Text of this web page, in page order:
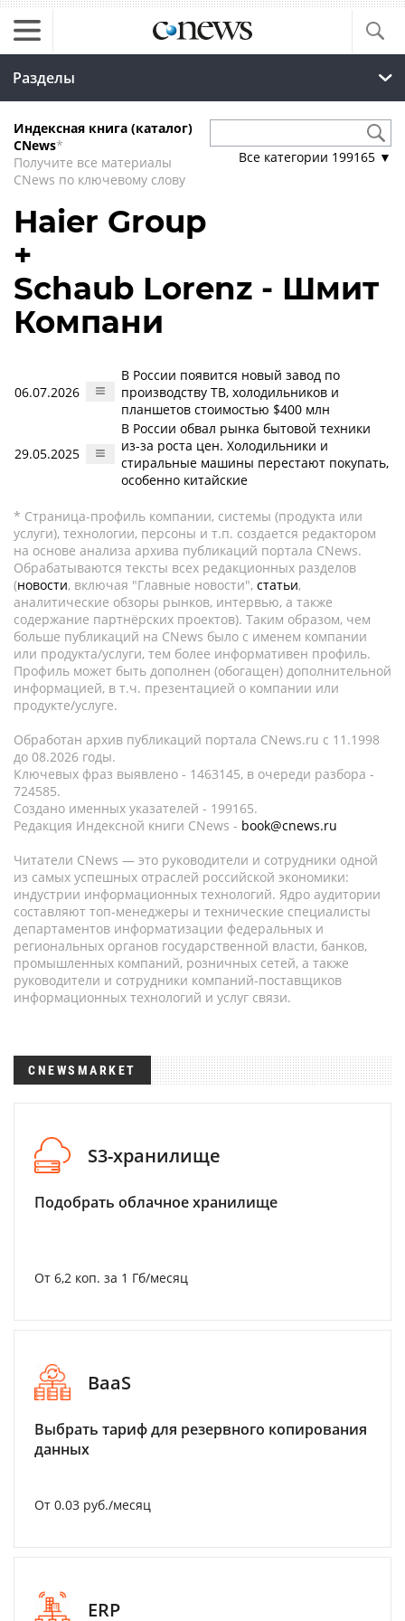
Разделы
Индексная книга (каталог)
CNews*
Получите все материалы
CNews по ключевому слову
Все категории 199165 ▼
Haier Group
+
Schaub Lorenz - Шмит
Компани
06.07.2026
В России появится новый завод по
производству ТВ, холодильников и
планшетов стоимостью $400 млн
29.05.2025
В России обвал рынка бытовой техники
из-за роста цен. Холодильники и
стиральные машины перестают покупать,
особенно китайские
* Страница-профиль компании, системы (продукта или
услуги), технологии, персоны и т.п. создается редактором
на основе анализа архива публикаций портала CNews.
Обрабатываются тексты всех редакционных разделов
(новости, включая "Главные новости", статьи,
аналитические обзоры рынков, интервью, а также
содержание партнёрских проектов). Таким образом, чем
больше публикаций на CNews было с именем компании
или продукта/услуги, тем более информативен профиль.
Профиль может быть дополнен (обогащен) дополнительной
информацией, в т.ч. презентацией о компании или
продукте/услуге.
Обработан архив публикаций портала CNews.ru c 11.1998
до 08.2026 годы.
Ключевых фраз выявлено - 1463145, в очереди разбора -
724585.
Создано именных указателей - 199165.
Редакция Индексной книги CNews - book@cnews.ru
Читатели CNews — это руководители и сотрудники одной
из самых успешных отраслей российской экономики:
индустрии информационных технологий. Ядро аудитории
составляют топ-менеджеры и технические специалисты
департаментов информатизации федеральных и
региональных органов государственной власти, банков,
промышленных компаний, розничных сетей, а также
руководители и сотрудники компаний-поставщиков
информационных технологий и услуг связи.
CNEWSMARKET
S3-хранилище
Подобрать облачное хранилище
От 6,2 коп. за 1 Гб/месяц
BaaS
Выбрать тариф для резервного копирования
данных
От 0.03 руб./месяц
ERP